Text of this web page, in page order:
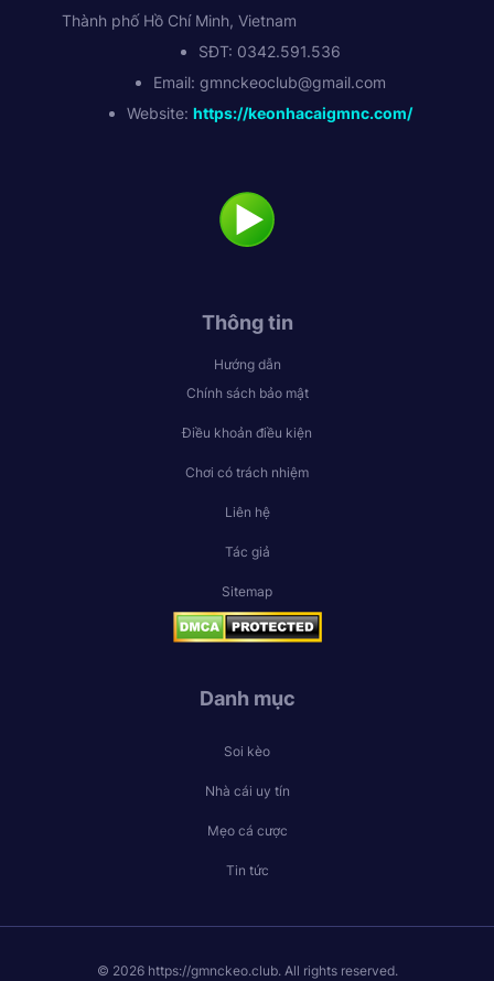
Thành phố Hồ Chí Minh, Vietnam
SĐT: 0342.591.536
Email: gmnckeoclub@gmail.com
Website: https://keonhacaigmnc.com/
Thông tin
Hướng dẫn
Chính sách bảo mật
Điều khoản điều kiện
Chơi có trách nhiệm
Liên hệ
Tác giả
Sitemap
Danh mục
Soi kèo
Nhà cái uy tín
Mẹo cá cược
Tin tức
© 2026 https://gmnckeo.club. All rights reserved.